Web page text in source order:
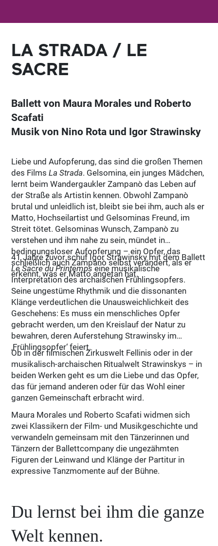
LA STRADA / LE
SACRE
Ballett von Maura Morales und Roberto
Scafati
Musik von Nino Rota und Igor Strawinsky
Liebe und Aufopferung, das sind die großen Themen
des FilmsLa Strada. Gelsomina, ein junges Mädchen,
lernt beim Wandergaukler Zampanò das Leben auf
der Straße als Artistin kennen. Obwohl Zampanò
brutal und unleidlich ist, bleibt sie bei ihm, auch als er
Matto, Hochseilartist und Gelsominas Freund, im
Streit tötet. Gelsominas Wunsch, Zampanò zu
verstehen und ihm nahe zu sein, mündet in
bedingungsloser Aufopferung – ein Opfer, das
schließlich auch Zampanò selbst verändert, als er
erkennt, was er Matto angetan hat.
41 Jahre zuvor schuf Igor Strawinsky mit dem Ballett
Le Sacre du Printempseine musikalische
Interpretation des archa­ischen Frühlingsopfers.
Seine ungestüme Rhythmik und die dissonanten
Klänge verdeutlichen die Unausweichlichkeit des
Geschehens: Es muss ein menschliches Opfer
gebracht werden, um den Kreislauf der Natur zu
bewahren, deren Auferstehung Strawinsky im
‚Frühlingsopfer‘ feiert.
Ob in der filmischen Zirkuswelt Fellinis oder in der
musikalisch-archaischen Ritualwelt Strawinskys – in
beiden Werken geht es um die Liebe und das Opfer,
das für jemand anderen oder für das Wohl einer
ganzen Gemeinschaft erbracht wird.
Maura Morales und Roberto Scafati widmen sich
zwei Klassikern der Film- und Musikgeschichte und
verwandeln gemeinsam mit den Tänzerinnen und
Tänzern der Ballettcompany die ungezähmten
Figuren der Leinwand und Klänge der Partitur in
expressive Tanzmomente auf der Bühne.
Du lernst bei ihm die ganze
Welt kennen.